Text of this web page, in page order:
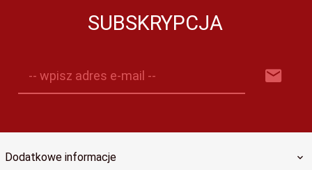
SUBSKRYPCJA
-- wpisz adres e-mail --
Dodatkowe informacje